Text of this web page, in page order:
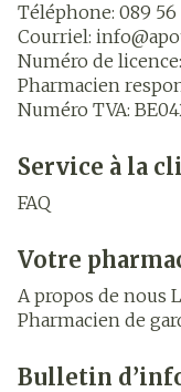
Téléphone: 089 56
Courriel: info@
Numéro de licence:
Pharmacien
Numéro TVA:
Service à la
FAQ
Votre
A propos de nous
Pharmacien de
Bulletin